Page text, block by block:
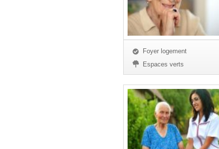
Foyer logement
Espaces verts